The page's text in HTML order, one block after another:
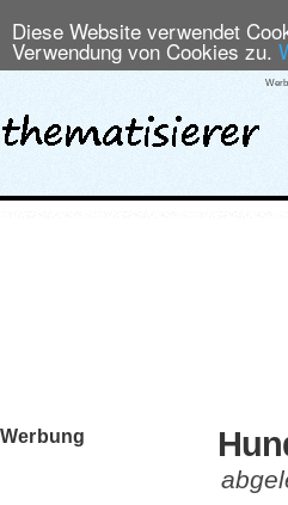
Diese Website verwendet
Verwendung von Cookies zu.
Werbung